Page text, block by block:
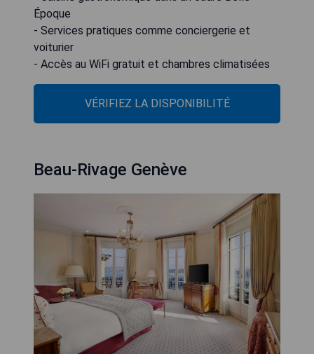
Époque
- Services pratiques comme conciergerie et
voiturier
- Accès au WiFi gratuit et chambres climatisées
VÉRIFIEZ LA DISPONIBILITÉ
Beau-Rivage Genève